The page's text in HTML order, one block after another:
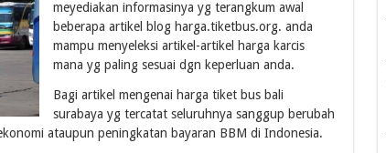
meyediakan informasinya yg terangkum awal
beberapa artikel blog harga.tiketbus.org. anda
mampu menyeleksi artikel-artikel harga karcis
mana yg paling sesuai dgn keperluan anda.
Bagi artikel mengenai harga tiket bus bali
surabaya yg tercatat seluruhnya sanggup berubah
ataupun peningkatan bayaran BBM di Indonesia.